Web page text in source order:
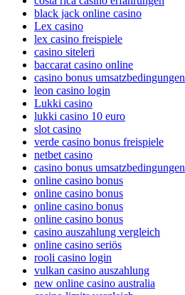
black jack online casino
Lex casino
lex casino freispiele
casino siteleri
baccarat casino online
casino bonus umsatzbedingungen
leon casino login
Lukki casino
lukki casino 10 euro
slot casino
verde casino bonus freispiele
netbet casino
casino bonus umsatzbedingungen
online casino bonus
online casino bonus
online casino bonus
online casino bonus
casino auszahlung vergleich
online casino seriös
rooli casino login
vulkan casino auszahlung
new online casino australia